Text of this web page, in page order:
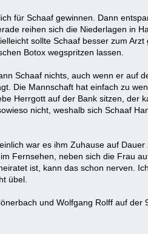
für Schaaf gewinnen. Dann
reihen sich die Niederlagen in
sollte Schaaf besser zum Arzt
Botox wegspritzen lassen.
Schaaf nichts, auch wenn er auf
Die Mannschaft hat einfach zu
Herrgott auf der Bank sitzen, der
nicht, weshalb sich Schaaf
war es ihm Zuhause auf Dauer
Fernsehen, neben sich die Frau
ist, kann das schon nerven.
übel.
und Wolfgang Rolff auf der